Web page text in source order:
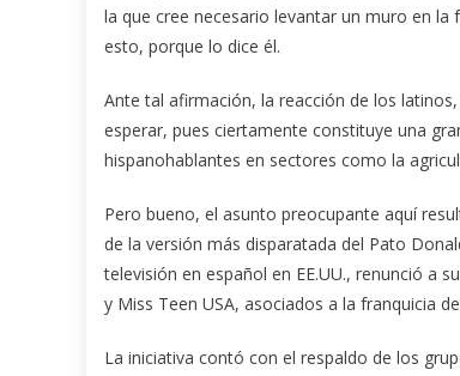
la que cree necesario levantar un muro en
esto, porque lo dice él.
Ante tal afirmación, la reacción de los
esperar, pues ciertamente constituye una
hispanohablantes en sectores como la
Pero bueno, el asunto preocupante aquí
de la versión más disparatada del Pato
televisión en español en EE.UU., renunció a
y Miss Teen USA, asociados a la franquicia
La iniciativa contó con el respaldo de los